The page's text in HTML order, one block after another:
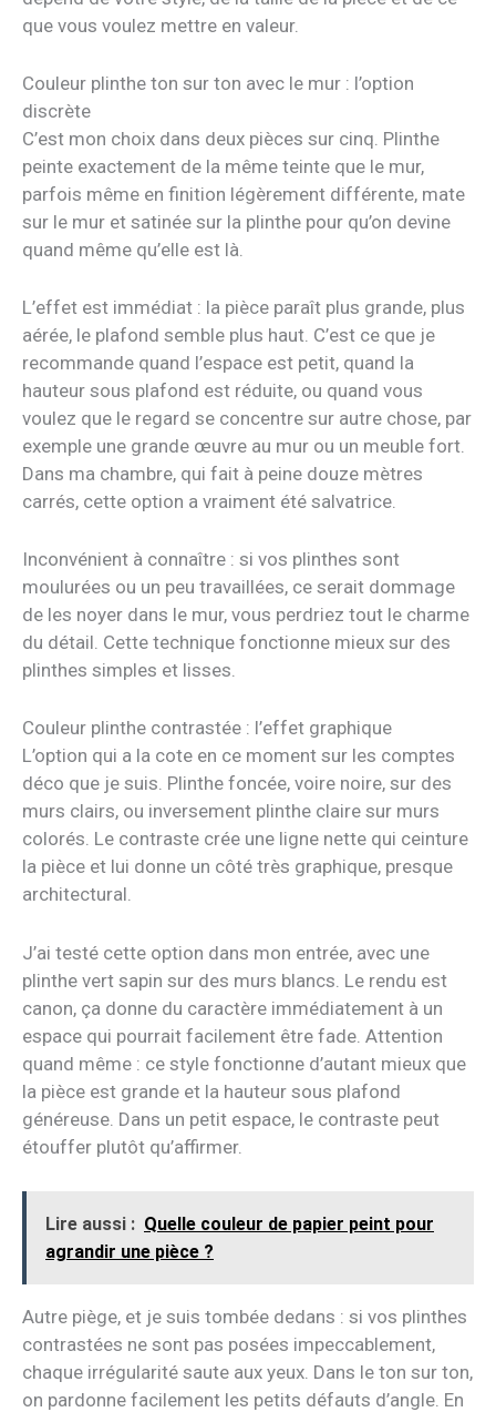
que vous voulez mettre en valeur.
Couleur plinthe ton sur ton avec le mur : l’option
discrète
C’est mon choix dans deux pièces sur cinq. Plinthe
peinte exactement de la même teinte que le mur,
parfois même en finition légèrement différente, mate
sur le mur et satinée sur la plinthe pour qu’on devine
quand même qu’elle est là.
L’effet est immédiat : la pièce paraît plus grande, plus
aérée, le plafond semble plus haut. C’est ce que je
recommande quand l’espace est petit, quand la
hauteur sous plafond est réduite, ou quand vous
voulez que le regard se concentre sur autre chose, par
exemple une grande œuvre au mur ou un meuble fort.
Dans ma chambre, qui fait à peine douze mètres
carrés, cette option a vraiment été salvatrice.
Inconvénient à connaître : si vos plinthes sont
moulurées ou un peu travaillées, ce serait dommage
de les noyer dans le mur, vous perdriez tout le charme
du détail. Cette technique fonctionne mieux sur des
plinthes simples et lisses.
Couleur plinthe contrastée : l’effet graphique
L’option qui a la cote en ce moment sur les comptes
déco que je suis. Plinthe foncée, voire noire, sur des
murs clairs, ou inversement plinthe claire sur murs
colorés. Le contraste crée une ligne nette qui ceinture
la pièce et lui donne un côté très graphique, presque
architectural.
J’ai testé cette option dans mon entrée, avec une
plinthe vert sapin sur des murs blancs. Le rendu est
canon, ça donne du caractère immédiatement à un
espace qui pourrait facilement être fade. Attention
quand même : ce style fonctionne d’autant mieux que
la pièce est grande et la hauteur sous plafond
généreuse. Dans un petit espace, le contraste peut
étouffer plutôt qu’affirmer.
Lire aussi : Quelle couleur de papier peint pour
agrandir une pièce ?
Autre piège, et je suis tombée dedans : si vos plinthes
contrastées ne sont pas posées impeccablement,
chaque irrégularité saute aux yeux. Dans le ton sur ton,
on pardonne facilement les petits défauts d’angle. En